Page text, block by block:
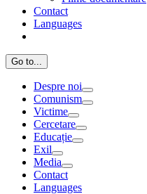
Contact
Languages
Go to...
Despre noi
Comunism
Victime
Cercetare
Educație
Exil
Media
Contact
Languages